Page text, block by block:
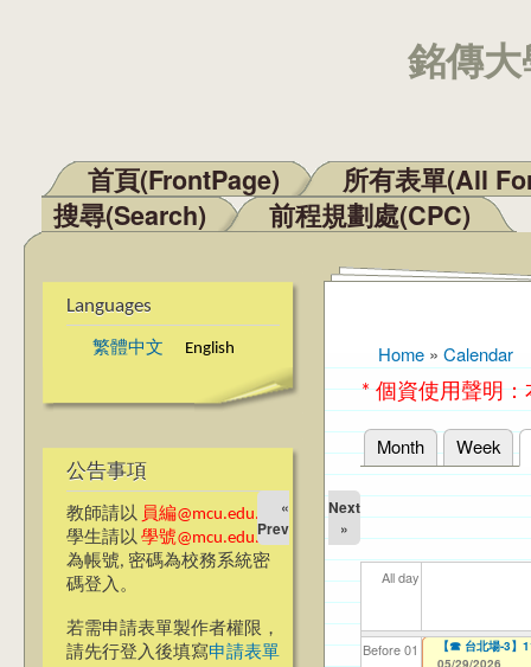
銘傳
Main menu
首頁(FrontPage)
所有表單(All
搜尋(Search)
前程規劃處(CPC)
Languages
繁體中文 English
公告事項
教師請以 員編@mcu.edu.tw
學生請以 學號@mcu.edu.tw
為帳號, 密碼為校務系統密
碼登入。
若需申請表單製作者權限，
請先行登入後填寫申請表單
You are here
Home » Calendar
* 個資使用聲明
Primary tabs
Month Week
«
Prev
Next
»
All day
Before 01
【資網處】
整合系統～表單
【財務處】工讀
11/12/2021
【財務處】漏打
錄
114學年度前程
表(服務學習教師
114
114
【學
教務
商品
114
【教學暨學習
師教學研習
【教學暨學習
師教學研習
服務學習教師研
05/29/2026
【☎ 台北場-3】
05/29/2026